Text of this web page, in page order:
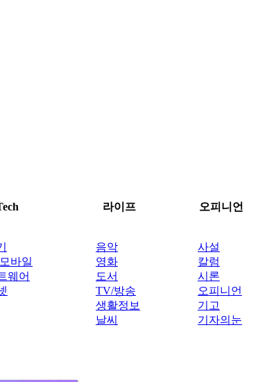
라이프 오피니언
바일
웨어
음악
영화
도서
TV/방송
생활정보
날씨
사설
칼럼
시론
오피니언
기고
기자의눈